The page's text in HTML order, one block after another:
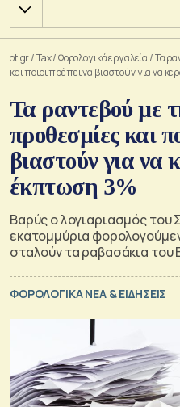
Χ.Α.
ot.gr/Tax/Φορολογικά εργαλεία /Τα
και ποιοι πρέπει να βιαστούν για να
Τα ραντεβού με
προθεσμίες και
βιαστούν για να
έκπτωση 3%
Βαρύς ο λογιαριασμός του
εκατομμύρια
σταλούν τα ραβασάκια του
ΦΟΡΟΛΟΓΙΚΑ ΝΕΑ & EΙΔΗΣΕΙΣ